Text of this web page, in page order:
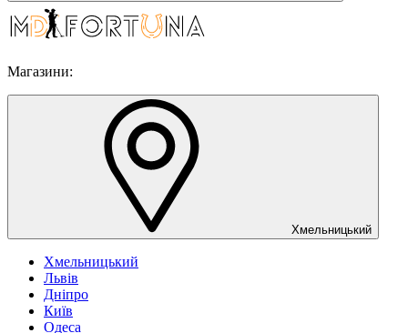
Магазини:
Хмельницький
Хмельницький
Львів
Дніпро
Київ
Одеса